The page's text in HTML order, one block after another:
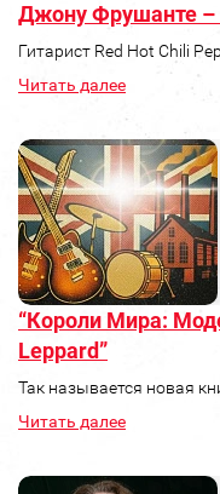
Джону Фрушанте –
Гитарист Red Hot Chili
Читать далее
“Короли Мира:
Leppard”
Так называется новая
Читать далее